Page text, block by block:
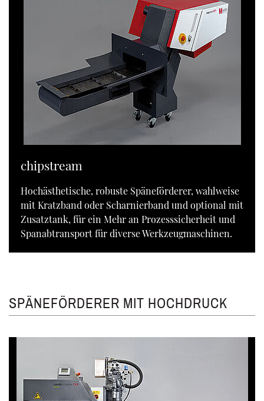
chipstream
Hochästhetische, robuste Späneförderer, wahlweise
mit Kratzband oder Scharnierband und optional mit
Zusatztank, für ein Mehr an Prozesssicherheit und
Spanabtransport für diverse Werkzeugmaschinen.
SPÄNEFÖRDERER MIT HOCHDRUCK